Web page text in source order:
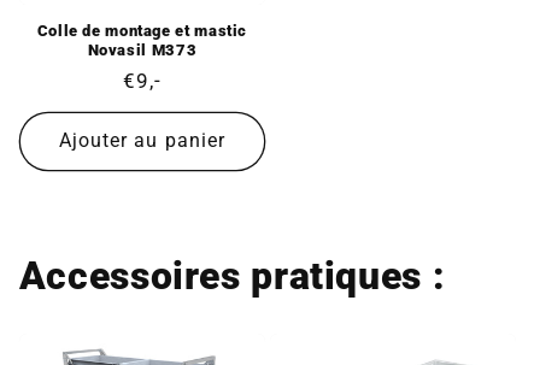
Colle de montage et mastic
Novasil M373
Prix
normal
€9,-
Ajouter au panier
Accessoires pratiques :